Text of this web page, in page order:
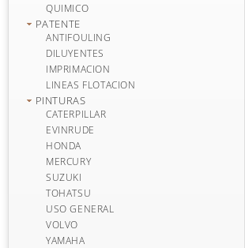
QUIMICO
PATENTE
ANTIFOULING
DILUYENTES
IMPRIMACION
LINEAS FLOTACION
PINTURAS
CATERPILLAR
EVINRUDE
HONDA
MERCURY
SUZUKI
TOHATSU
USO GENERAL
VOLVO
YAMAHA